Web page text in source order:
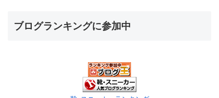
ブログランキングに参加中